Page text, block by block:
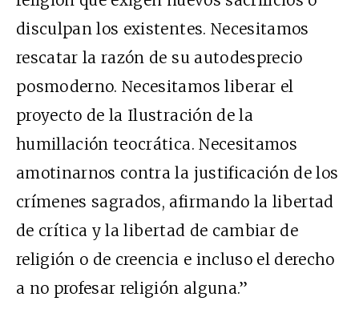
disculpan los existentes. Necesitamos
rescatar la razón de su autodesprecio
posmoderno. Necesitamos liberar el
proyecto de la Ilustración de la
humillación teocrática. Necesitamos
amotinarnos contra la justificación de los
crímenes sagrados, afirmando la libertad
de crítica y la libertad de cambiar de
religión o de creencia e incluso el derecho
a no profesar religión alguna.”